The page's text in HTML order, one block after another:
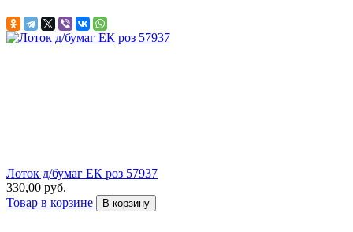
Лоток д/бумаг ЕК роз 57937
330,00 руб.
Товар в корзине
В корзину